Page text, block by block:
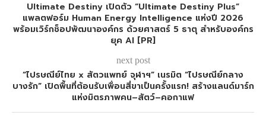
Ultimate Destiny เปิดตัว “Ultimate Destiny Plus”
แพลตฟอร์ม Human Energy Intelligence แห่งปี 2026
พร้อมเวิร์กช็อปพัฒนาองค์กร ด้วยศาสตร์ 5 ธาตุ สำหรับองค์กร
ยุค AI [PR]
next post
“ไปรษณีย์ไทย x สัตวแพทย์ จุฬาฯ” เนรมิต “ไปรษณีย์กลาง
บางรัก” เปิดพื้นที่ต้อนรับเพื่อนสี่ขาเป็นครั้งแรก! สร้างแลนด์มาร์ก
แห่งมิตรภาพคน–สัตว์–คอกาแฟ